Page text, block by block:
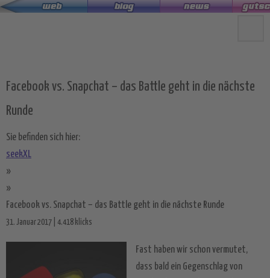
Zum
Facebook vs. Snapchat – das Battle geht in die nächste
Runde
Sie befinden sich hier:
seekXL
»
»
Facebook vs. Snapchat – das Battle geht in die nächste Runde
31. Januar 2017 | 4.418 klicks
Fast haben wir schon vermutet,
dass bald ein Gegenschlag von